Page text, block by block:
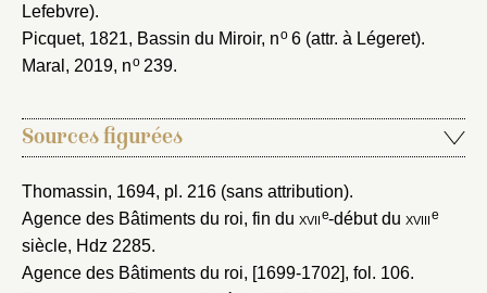
Lefebvre).
Picquet, 1821, Bassin du Miroir, no6 (attr. à Légeret).
Maral, 2019, no239.
Sources figurées
Thomassin, 1694, pl. 216 (sans attribution).
Agence des Bâtiments du roi, fin du xviie-début du xviiie
siècle, Hdz 2285.
Agence des Bâtiments du roi, [1699-1702], fol. 106.